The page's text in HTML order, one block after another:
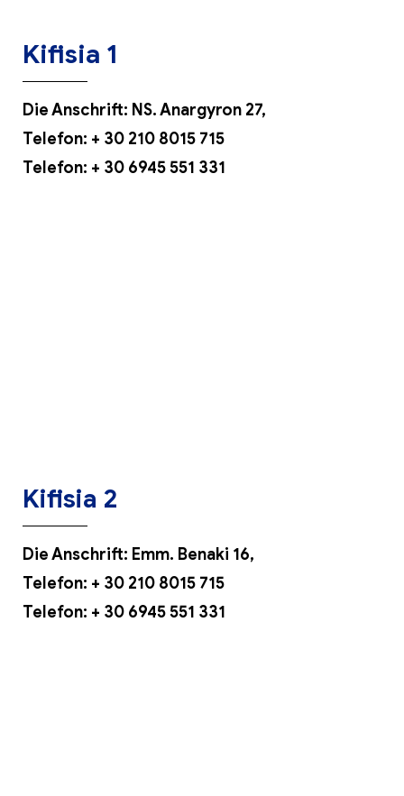
Kifisia 1
Die Anschrift: NS. Anargyron 27,
Telefon: + 30 210 8015 715
Telefon: + 30 6945 551 331
Kifisia 2
Die Anschrift: Emm. Benaki 16,
Telefon: + 30 210 8015 715
Telefon: + 30 6945 551 331